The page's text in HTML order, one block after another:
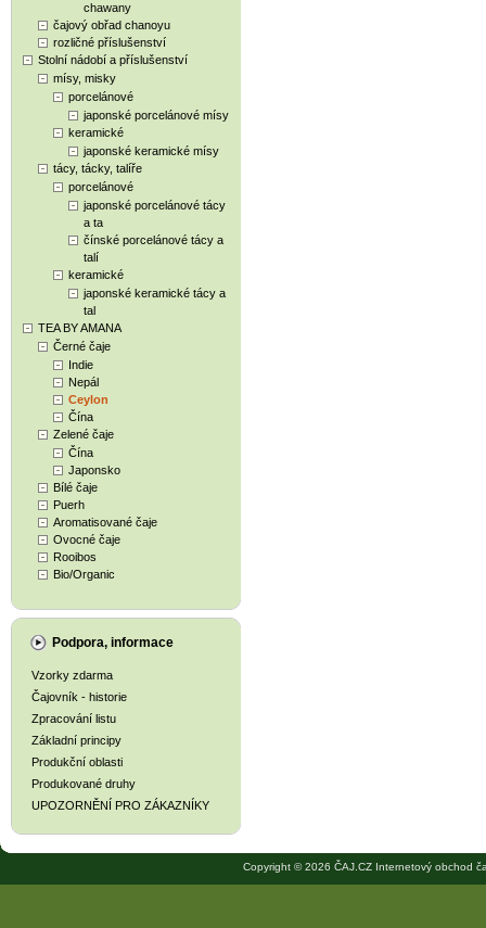
chawany
čajový obřad chanoyu
rozličné příslušenství
Stolní nádobí a příslušenství
mísy, misky
porcelánové
japonské porcelánové mísy
keramické
japonské keramické mísy
tácy, tácky, talíře
porcelánové
japonské porcelánové tácy
a ta
čínské porcelánové tácy a
talí
keramické
japonské keramické tácy a
tal
TEA BY AMANA
Černé čaje
Indie
Nepál
Ceylon
Čína
Zelené čaje
Čína
Japonsko
Bílé čaje
Puerh
Aromatisované čaje
Ovocné čaje
Rooibos
Bio/Organic
Podpora, informace
Vzorky zdarma
Čajovník - historie
Zpracování listu
Základní principy
Produkční oblasti
Produkované druhy
UPOZORNĚNÍ PRO ZÁKAZNÍKY
Copyright © 2026 ČAJ.CZ Internetový obchod